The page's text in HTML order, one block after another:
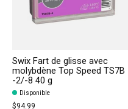
Swix Fart de glisse avec
molybdène Top Speed TS7B
-2/-8 40 g
Disponible
$94.99